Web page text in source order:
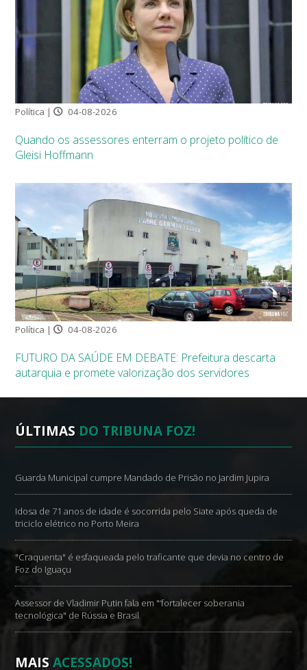
Política | 04-08-2026
Quando os assessores enterram o projeto político de
Gleisi Hoffmann
Política | 04-08-2026
FUTURO DA SAÚDE EM DEBATE: Prefeitura descarta
autarquia e promete valorização dos servidores
ÚLTIMAS DO TRIBUNA FOZ!
Guarda Municipal cumpre Mandado de Prisão no Jardim Jupira
Idosa de 71 anos de idade é socorrida pelo Siate após queda de
triciclo elétrico no Porto Meira
"Craquenta" é esfaqueada pelo traficante que devia no centro de
Foz do Iguaçu
Assessor de Vladimir Putin fala em "‘fortalecer soberania
tecnológica" de Rússia e Brasil
MAISACESSADOS!